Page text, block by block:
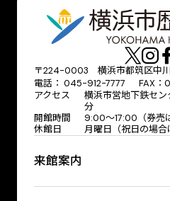
〒224-0003 横浜市都筑区中川
電話： 045-912-7777 FAX：
アクセス
横浜市営地下鉄セ
分
開館時間
9:00〜17:00（券売
休館日
月曜日（祝日の場
来館案内